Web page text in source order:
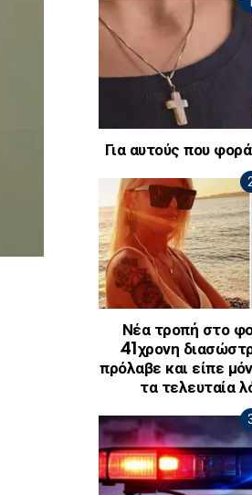
Για αυτούς που
Νέα τροπή στο
41χρονη
πρόλαβε και είπε
τα τελευταία